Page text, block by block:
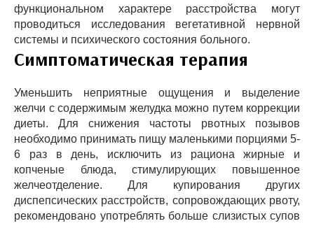
функциональном характере расстройства могут
проводиться исследования вегетативной нервной
системы и психического состояния больного.
Симптоматическая терапия
Уменьшить неприятные ощущения и выделение
желчи с содержимым желудка можно путем коррекции
диеты. Для снижения частоты рвотных позывов
необходимо принимать пищу маленькими порциями 5-
6 раз в день, исключить из рациона жирные и
копченые блюда, стимулирующих повышенное
желчеотделение. Для купирования других
диспепсических расстройств, сопровождающих рвоту,
рекомендовано употреблять больше слизистых супов